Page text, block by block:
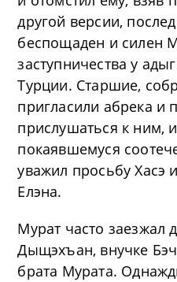
другой версии,
беспощаден и силен
заступничества у
Турции. Старшие,
пригласили абрека и
прислушаться к ним,
покаявшемуся
уважил просьбу Хасэ
Елэна.
Мурат часто заезжал
Дыщэхъан, внучке
брата Мурата.